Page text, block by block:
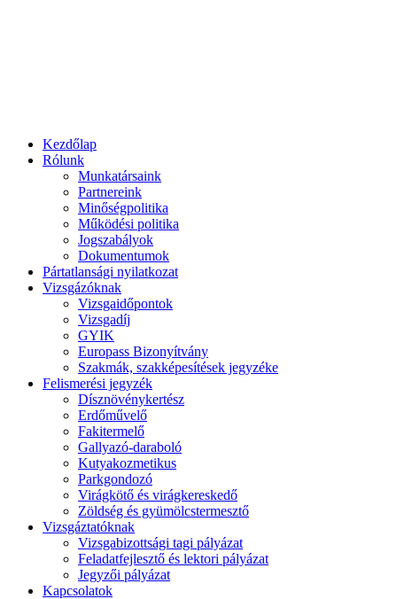
Kezdőlap
Rólunk
Munkatársaink
Partnereink
Minőségpolitika
Működési politika
Jogszabályok
Dokumentumok
Pártatlansági nyilatkozat
Vizsgázóknak
Vizsgaidőpontok
Vizsgadíj
GYIK
Europass Bizonyítvány
Szakmák, szakképesítések jegyzéke
Felismerési jegyzék
Dísznövénykertész
Erdőművelő
Fakitermelő
Gallyazó-daraboló
Kutyakozmetikus
Parkgondozó
Virágkötő és virágkereskedő
Zöldség és gyümölcstermesztő
Vizsgáztatóknak
Vizsgabizottsági tagi pályázat
Feladatfejlesztő és lektori pályázat
Jegyzői pályázat
Kapcsolatok